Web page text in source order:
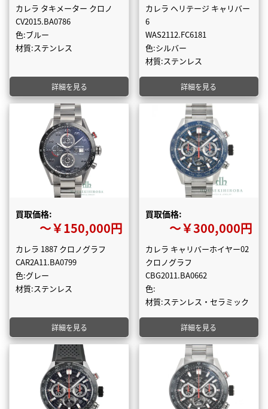
カレラ タキメーター クロノ
CV2015.BA0786
色:ブルー
材質:ステンレス
詳細を見る
カレラ ヘリテージ キャリバー
6
WAS2112.FC6181
色:シルバー
材質:ステンレス
詳細を見る
買取価格:
〜￥150,000円
カレラ 1887 クロノグラフ
CAR2A11.BA0799
色:グレー
材質:ステンレス
詳細を見る
買取価格:
〜￥300,000円
カレラ キャリバーホイヤー02
クロノグラフ
CBG2011.BA0662
色:
材質:ステンレス・セラミック
詳細を見る